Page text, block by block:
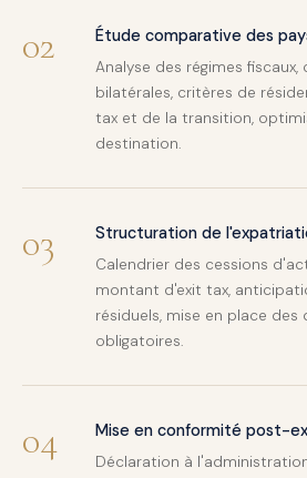
02 Étude comparative des
Analyse des régimes
bilatérales, critères de
tax et de la transition,
destination.
03 Structuration de
Calendrier des cessions
montant d'exit tax,
résiduels, mise en place des
obligatoires.
04 Mise en conformité post-
Déclaration à